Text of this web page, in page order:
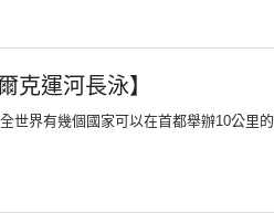
克運河長泳】
世界有幾個國家可以在首都舉辦10公里